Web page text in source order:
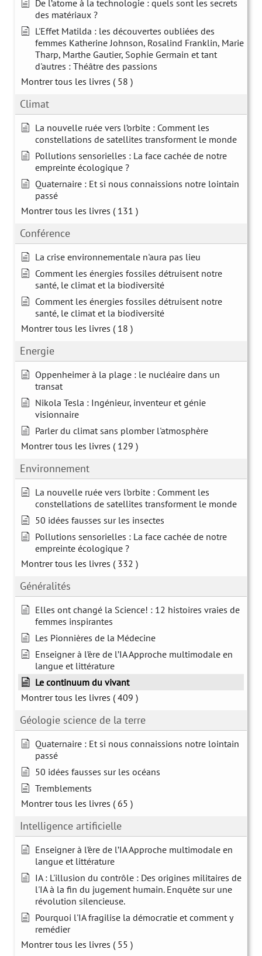
De l’atome à la technologie : quels sont les secrets
des matériaux ?
L'Effet Matilda : les découvertes oubliées des
femmes Katherine Johnson, Rosalind Franklin, Marie
Tharp, Marthe Gautier, Sophie Germain et tant
d'autres : Théâtre des passions
Montrer tous les livres ( 58 )
Climat
La nouvelle ruée vers l’orbite : Comment les
constellations de satellites transforment le monde
Pollutions sensorielles : La face cachée de notre
empreinte écologique ?
Quaternaire : Et si nous connaissions notre lointain
passé
Montrer tous les livres ( 131 )
Conférence
La crise environnementale n'aura pas lieu
Comment les énergies fossiles détruisent notre
santé, le climat et la biodiversité
Comment les énergies fossiles détruisent notre
santé, le climat et la biodiversité
Montrer tous les livres ( 18 )
Energie
Oppenheimer à la plage : le nucléaire dans un
transat
Nikola Tesla : Ingénieur, inventeur et génie
visionnaire
Parler du climat sans plomber l'atmosphère
Montrer tous les livres ( 129 )
Environnement
La nouvelle ruée vers l’orbite : Comment les
constellations de satellites transforment le monde
50 idées fausses sur les insectes
Pollutions sensorielles : La face cachée de notre
empreinte écologique ?
Montrer tous les livres ( 332 )
Généralités
Elles ont changé la Science! : 12 histoires vraies de
femmes inspirantes
Les Pionnières de la Médecine
Enseigner à l’ère de l’IA Approche multimodale en
langue et littérature
Le continuum du vivant
Montrer tous les livres ( 409 )
Géologie science de la terre
Quaternaire : Et si nous connaissions notre lointain
passé
50 idées fausses sur les océans
Tremblements
Montrer tous les livres ( 65 )
Intelligence artificielle
Enseigner à l’ère de l’IA Approche multimodale en
langue et littérature
IA : L'illusion du contrôle : Des origines militaires de
l'IA à la fin du jugement humain. Enquête sur une
révolution silencieuse.
Pourquoi l'IA fragilise la démocratie et comment y
remédier
Montrer tous les livres ( 55 )